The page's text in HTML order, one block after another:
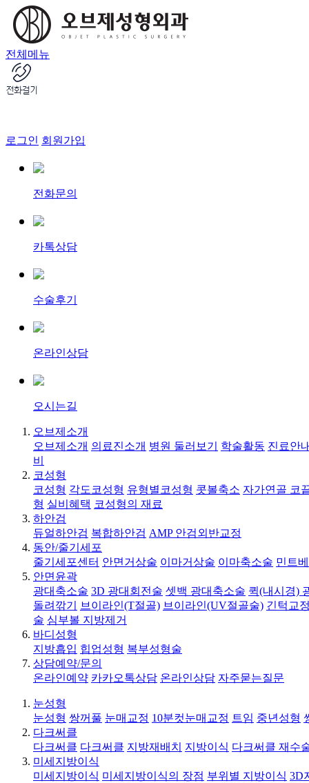
전체메뉴
로그인 회원가입
전화문의
카톡상담
수술후기
온라인상담
오시는길
오브제소개
오브제소개 의료진소개 병원 둘러보기 학술활동 진료안
비
코성형
코성형 각도코성형 유형별코성형 콧볼축소 자가연골 코
형 실비혜택 코성형의 재료
하안검
듀얼하안검 복합하안검 AMP 안검외반교정
동안/줄기세포
줄기세포센터 안면거상술 이마거상술 이마축소술 민트
안면윤곽
광대축소술 3D 광대회전술 셋백 광대축소술 퀵(내시경)
돌려깎기
브이라인(T절골) 브이라인(UV절골술) 긴턱교
술 심부볼 지방제거
바디성형
지방흡입 힙업성형 복부성형술
상담예약/문의
온라인예약 카카오톡상담 온라인상담 자주묻는질문
눈성형
눈성형 쌍꺼풀 눈매교정 10분컷눈매교정 트임 중년성형
다크써클
다크써클 다크써클 지방재배치 지방이식 다크써클 재수
미세지방이식
미세지방이식 미세지방이식의 장점 부위별 지방이식 3D